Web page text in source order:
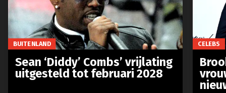
BUITENLAND
Sean ‘Diddy’ Combs’ vrijlating
uitgesteld tot februari 2028
CELEBS